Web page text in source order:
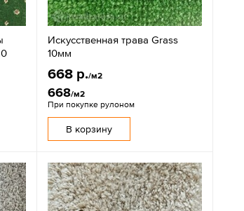
Искусственная трава Grass
10мм
668 р./м2
668/м2
При покупке рулоном
В корзину